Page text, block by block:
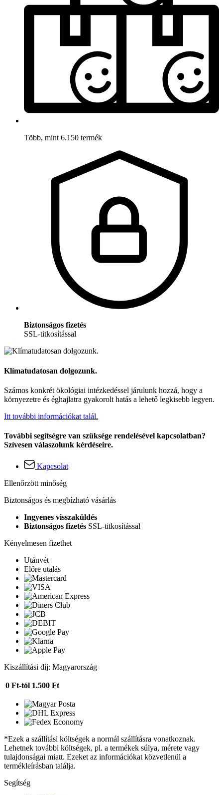
Több, mint 6.150 termék
Biztonságos fizetés
SSL-titkosítással
Klímatudatosan dolgozunk.
Számos konkrét ökológiai intézkedéssel járulunk hozzá, hogy a
környezetre és éghajlatra gyakorolt hatás a lehető legkisebb legyen.
Itt további információkat talál.
További segítségre van szüksége rendelésével kapcsolatban?
Szívesen válaszolunk kérdéseire.
Kapcsolat
Ellenőrzött minőség
Biztonságos és megbízható vásárlás
Ingyenes visszaküldés
Biztonságos fizetés SSL-titkosítással
Kényelmesen fizethet
Utánvét
Előre utalás
Kiszállítási díj: Magyarország
0 Ft-tól 1.500 Ft
*Ezek a szállítási költségek a normál szállításra vonatkoznak.
Lehetnek további költségek, pl. a termékek súlya, mérete vagy
tulajdonságai miatt. Ezeket az információkat közvetlenül a
termékleírásban találja.
Segítség